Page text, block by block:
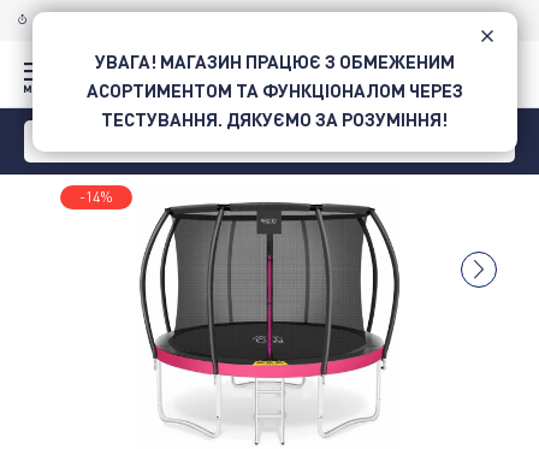
ДОСТАВКА ПО УКРАЇНІ
-14%
УВАГА! МАГАЗИН ПРАЦЮЄ З ОБМЕЖЕНИМ
АСОРТИМЕНТОМ ТА ФУНКЦІОНАЛОМ ЧЕРЕЗ
ТЕСТУВАННЯ. ДЯКУЄМО ЗА РОЗУМІННЯ!